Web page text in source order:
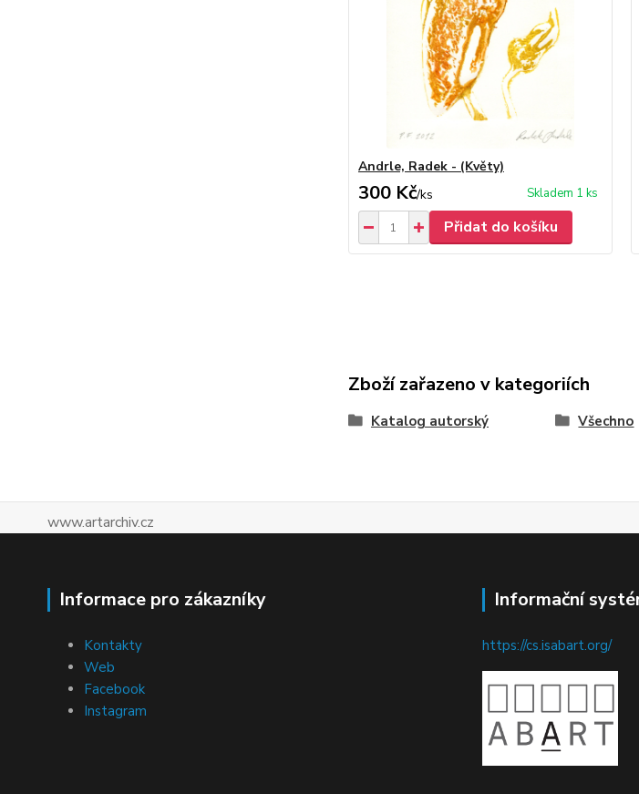
Andrle, Radek - (Květy)
300 Kč/ks Skladem 1 ks
Přidat do košíku
Zboží zařazeno v kategoriích
Katalog autorský Všechno
www.artarchiv.cz
Informace pro zákazníky
Kontakty
Web
Facebook
Instagram
Informační
https://cs.isabart.org/